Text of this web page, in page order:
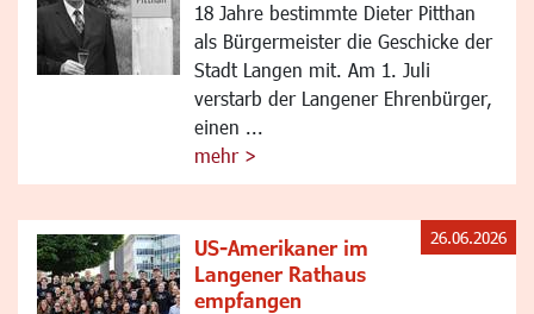
18 Jahre bestimmte Dieter Pitthan
als Bürgermeister die Geschicke der
Stadt Langen mit. Am 1. Juli
verstarb der Langener Ehrenbürger,
einen ...
mehr >
US-Amerikaner im
Langener Rathaus
empfangen
26.06.2026